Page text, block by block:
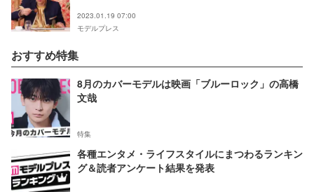
2023.01.19 07:00
モデルプレス
おすすめ特集
8月のカバーモデルは映画「ブルーロック」の高橋
文哉
特集
各種エンタメ・ライフスタイルにまつわるランキン
グ＆読者アンケート結果を発表